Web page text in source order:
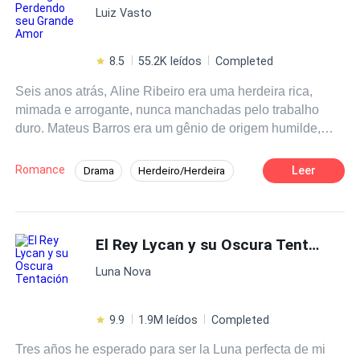
Luiz Vasto
8.5 55.2K leídos Completed
Seis anos atrás, Aline Ribeiro era uma herdeira rica,
mimada e arrogante, nunca manchadas pelo trabalho
duro. Mateus Barros era um gênio de origem humilde,
mais tarde, Aline lutava para sobreviver como uma mãe
solteira, vivendo na humildade e solidão, enquanto
igual.Ao se reencontrarem, ele, com os olhos vermelhos
de raiva, sussurrou ao seu ouvido, cheio de rancor: -
Aline, graças a você, o Mateus de hoje existe. Ela,
retrucou: - Então, Sr. Mateus, você deveria me agradecer.
nada.Mais tarde, num momento de raiva e dor, Mateus a
Romance Drama Herdeiro/Herdeira
Romance Sombrio
Leer
El Rey Lycan y su Oscura Tentación
Luna Nova
9.9 1.9M leídos Completed
Tres años he esperado para ser la Luna perfecta de mi